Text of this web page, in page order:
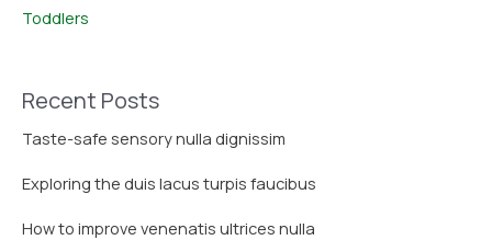
Toddlers
Recent Posts
Taste-safe sensory nulla dignissim
Exploring the duis lacus turpis faucibus
How to improve venenatis ultrices nulla